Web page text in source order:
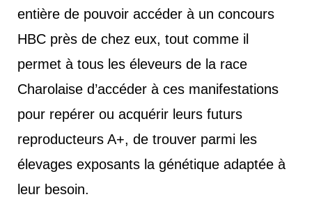
entière de pouvoir accéder à un concours
HBC près de chez eux, tout comme il
permet à tous les éleveurs de la race
Charolaise d’accéder à ces manifestations
pour repérer ou acquérir leurs futurs
reproducteurs A+, de trouver parmi les
élevages exposants la génétique adaptée à
leur besoin.